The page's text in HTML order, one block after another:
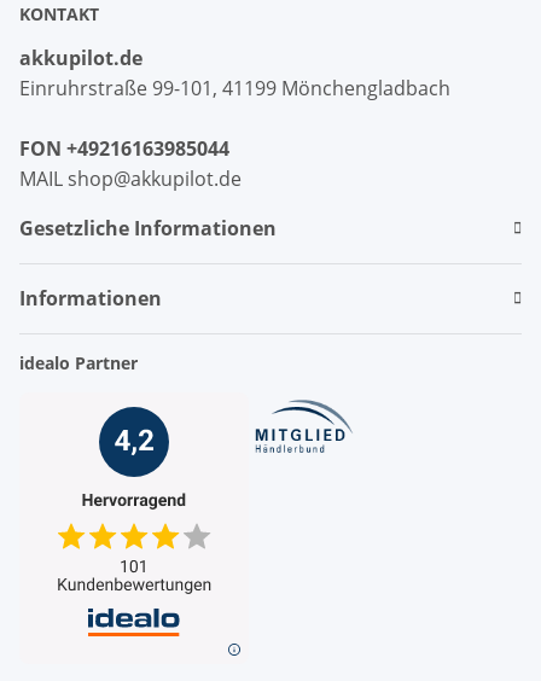
KONTAKT
akkupilot.de
Einruhrstraße 99-101, 41199 Mönchengladbach
FON +49216163985044
MAIL shop@akkupilot.de
Gesetzliche Informationen
Informationen
idealo Partner